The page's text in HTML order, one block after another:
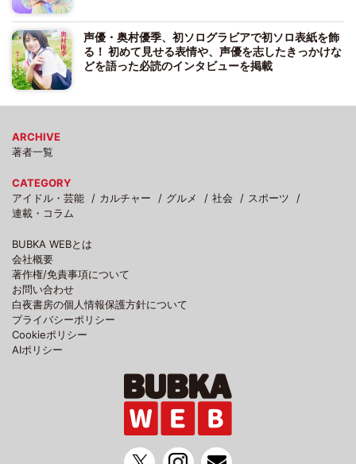
声優・奥村優季、初ソログラビアで初ソロ表紙を飾
る！ 初めて見せる表情や、声優を志したきっかけな
どを語った必読のインタビューを掲載
ARCHIVE
著者一覧
CATEGORY
アイドル・芸能
カルチャー グルメ 社会
スポーツ
連載・コラム
BUBKA WEBとは
会社概要
著作権/免責事項について
お問い合わせ
白夜書房の個人情報保護方針について
プライバシーポリシー
Cookieポリシー
AIポリシー